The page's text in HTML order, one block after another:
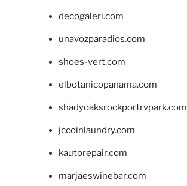
decogaleri.com
unavozparadios.com
shoes-vert.com
elbotanicopanama.com
shadyoaksrockportrvpark.com
jccoinlaundry.com
kautorepair.com
marjaeswinebar.com